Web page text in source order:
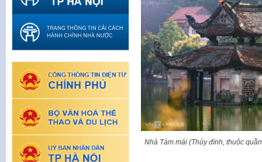
Nhà Tám mái (Thủy đình, thuộc